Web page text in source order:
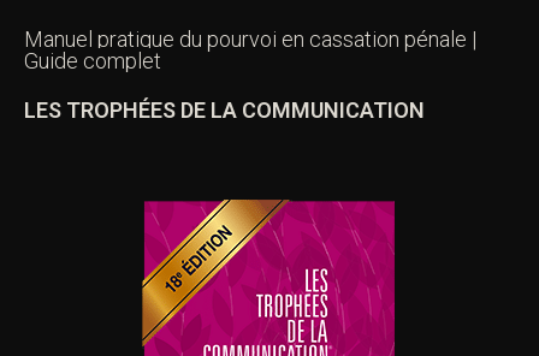
Manuel pratique du pourvoi en cassation pénale |
Guide complet
LES TROPHÉES DE LA COMMUNICATION